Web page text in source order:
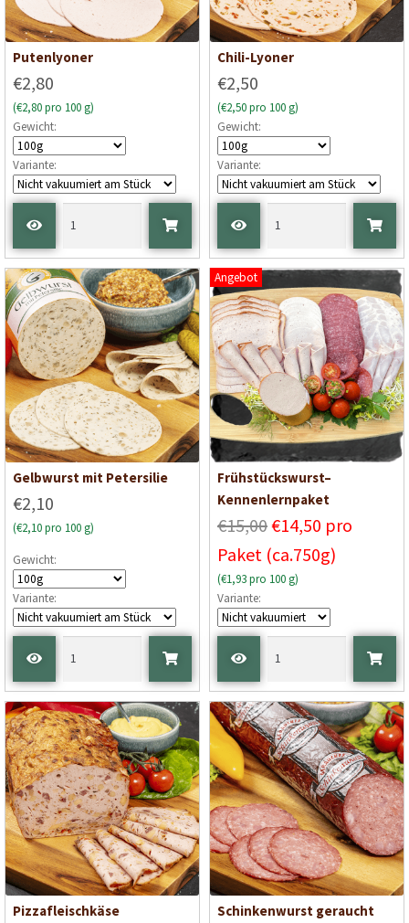
Putenlyoner
€2,80
(€2,80 pro 100 g)
Gewicht:
Variante:
Chili-Lyoner
€2,50
(€2,50 pro 100 g)
Gewicht:
Variante:
Gelbwurst mit Petersilie
€2,10
(€2,10 pro 100 g)
Gewicht:
Variante:
Angebot
Frühstückswurst–
Kennenlernpaket
€15,00€14,50 pro
Paket (ca.750g)
(€1,93 pro 100 g)
Variante:
Pizzafleischkäse Schinkenwurst geraucht